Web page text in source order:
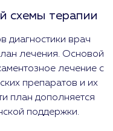
схемы терапии
диагностики врач
лечения. Основой
лечение с
препаратов и их
план дополняется
поддержки.